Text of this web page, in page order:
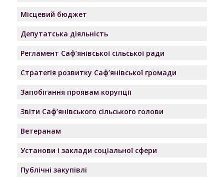
Місцевий бюджет
Депутатська діяльність
Регламент Саф’янівської сільської ради
Стратегія розвитку Саф’янівської громади
Запобігання проявам корупції
Звіти Саф’янівського сільського голови
Ветеранам
Установи і заклади соціальної сфери
Публічні закупівлі